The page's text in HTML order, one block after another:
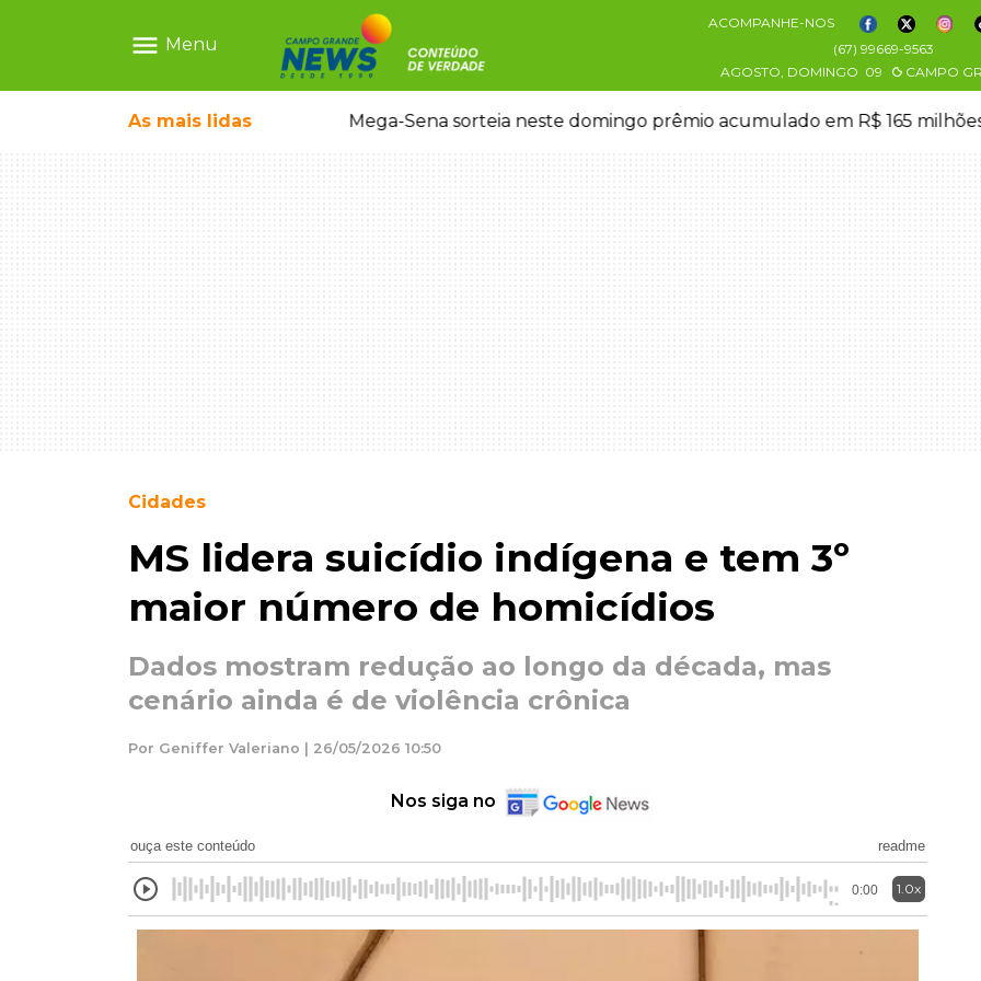
menu Menu
ACOMPANHE-NOS
(67) 99669-9563
AGOSTO, DOMINGO 09 CAMPO
As mais lidas
em sequestro de bebê na Capital Mega-Sena sorteia neste domingo prêmio acumulado em R$ 165
Cidades
MS lidera suicídio indígena e tem 3º
maior número de homicídios
Dados mostram redução ao longo da década, mas
cenário ainda é de violência crônica
Por Geniffer Valeriano | 26/05/2026 10:50
Nos siga no
ouça este conteúdo readme
0:00 1.0x